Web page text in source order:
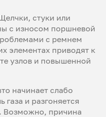
стуки или
с износом поршневой
с ремнем
элементах приводят к
узлов и повышенной
начинает слабо
газа и разгоняется
Возможно, причина